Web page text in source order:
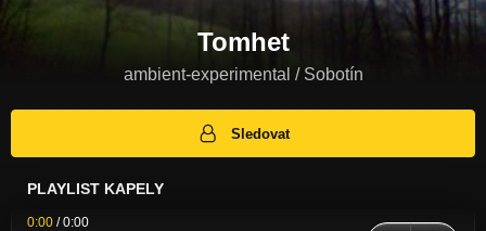
Tomhet
ambient-experimental / Sobotín
Sledovat
PLAYLIST KAPELY
0:00 /0:00